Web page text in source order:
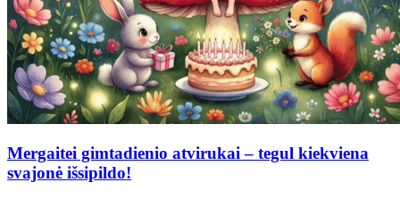
Mergaitei gimtadienio atvirukai – tegul kiekviena
svajonė išsipildo!